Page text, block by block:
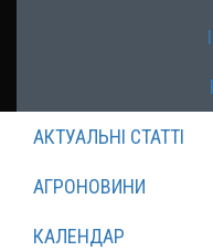
АКТУАЛЬНІ СТАТТІ
АГРОНОВИНИ
КАЛЕНДАР